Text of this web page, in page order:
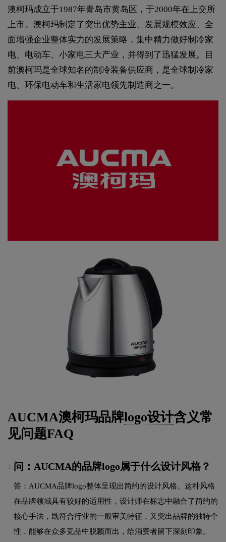
澳柯玛成立于1987年青岛市黄岛区，于2000年在上交所
上市。澳柯玛制定了突出优势主业、发展规模效应、全
面增强企业整体实力的发展策略，集中精力做好制冷家
电、电动车、小家电三大产业，并得到了迅猛发展。目
前澳柯玛是全球知名的制冷装备供应商，是全球制冷家
电、环保电动车和生活家电领先制造商之一。
AUCMA澳柯玛品牌logo设计含义常
见问题FAQ
问：AUCMA的品牌logo属于什么设计风格？
答：AUCMA品牌logo整体呈现出简约的设计风格。这种风格
在品牌领域具有较好的适用性，设计师在标志中融合了简约的
核心手法，既符合行业的一般审美特征，又突出品牌的独特个
性，能够在众多竞品中脱颖而出，给消费者留下深刻印象。